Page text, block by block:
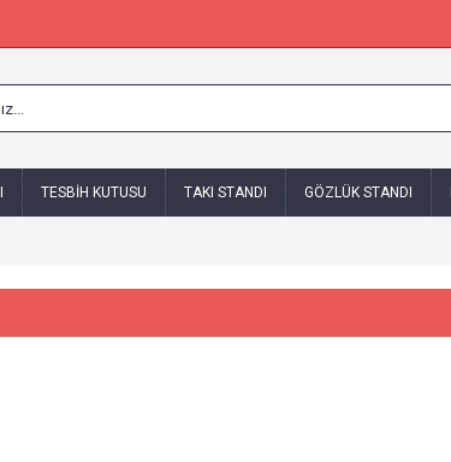
TESBIH KUTUSU TAKI STANDI GÖZLÜK STANDI